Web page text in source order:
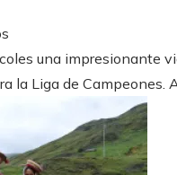
una impresionante
la Liga de Campeones.